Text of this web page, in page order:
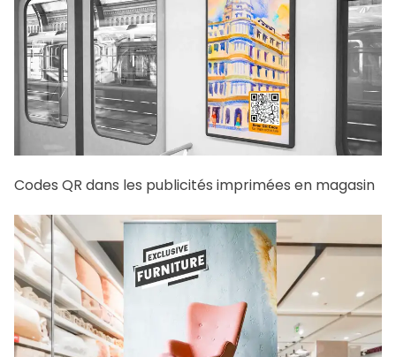
Codes QR dans les publicités imprimées en magasin